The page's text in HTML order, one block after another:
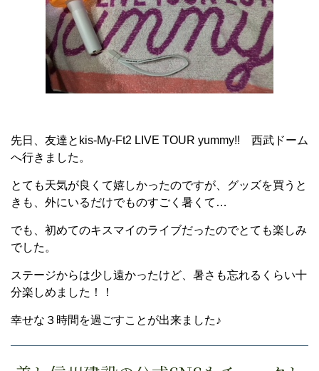
先日、友達とkis-My-Ft2 LIVE TOUR yummy!! 西武ドーム
へ行きました。
とても天気が良くて嬉しかったのですが、グッズを買うと
きも、外にいるだけでものすごく暑くて…
でも、初めてのキスマイのライブだったのでとても楽しみ
でした。
ステージからは少し遠かったけど、暑さも忘れるくらい十
分楽しめました！！
幸せな３時間を過ごすことが出来ました♪